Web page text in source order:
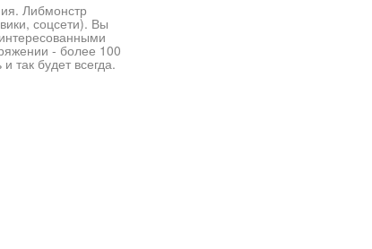
Либмонстр
соцсети). Вы
- более 100
так будет всегда.